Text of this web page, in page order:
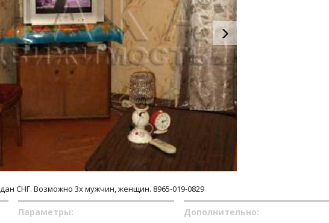
СНГ. Возможно 3х мужчин, женщин. 8965-019-0829
Параметры: Дополнительно: